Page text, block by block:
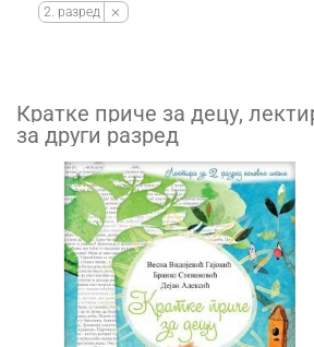
2. разред
Кратке приче за децу,
за други разред